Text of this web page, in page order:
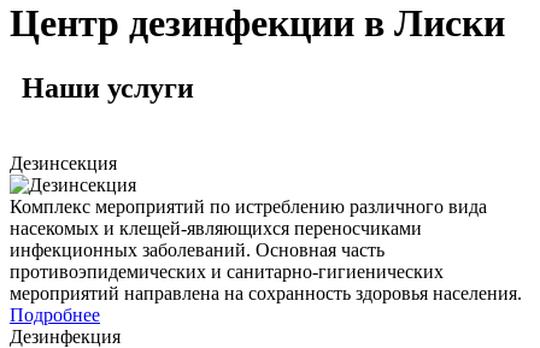
Центр дезинфекции в Лиски
Наши услуги
Дезинсекция
Комплекс мероприятий по истреблению различного вида
насекомых и клещей-являющихся переносчиками
инфекционных заболеваний. Основная часть
противоэпидемических и санитарно-гигиенических
мероприятий направлена на сохранность здоровья населения.
Подробнее
Дезинфекция